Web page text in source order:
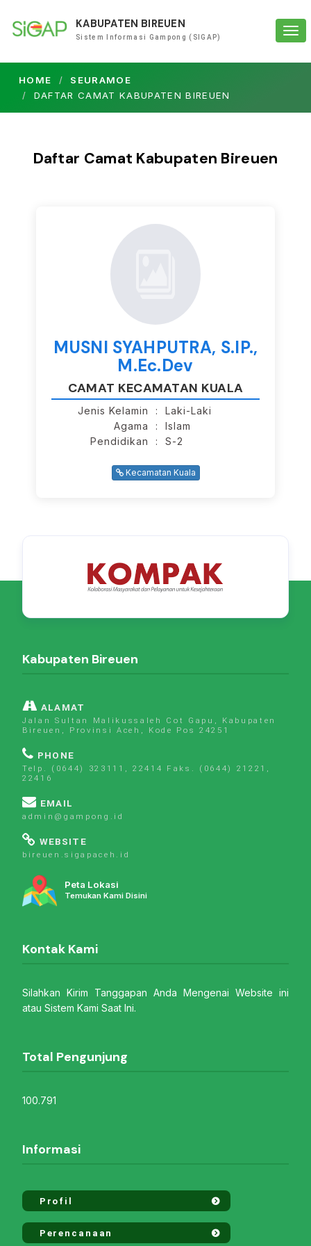
KABUPATEN BIREUEN
Sistem Informasi Gampong (SIGAP)
HOME
SEURAMOE
DAFTAR CAMAT KABUPATEN BIREUEN
Daftar Camat Kabupaten Bireuen
MUSNI SYAHPUTRA, S.IP.,
M.Ec.Dev
CAMAT KECAMATAN KUALA
Jenis Kelamin : Laki-Laki
Agama : Islam
Pendidikan : S-2
Kecamatan Kuala
Kabupaten Bireuen
ALAMAT
Jalan Sultan Malikussaleh Cot Gapu, Kabupaten
Bireuen, Provinsi Aceh, Kode Pos 24251
PHONE
Telp. (0644) 323111, 22414 Faks. (0644) 21221,
22416
EMAIL
admin@gampong.id
WEBSITE
bireuen.sigapaceh.id
Peta Lokasi
Temukan Kami Disini
Kontak Kami
Silahkan Kirim Tanggapan Anda Mengenai Website ini
atau Sistem Kami Saat Ini.
Total Pengunjung
100.791
Informasi
Profil
Perencanaan